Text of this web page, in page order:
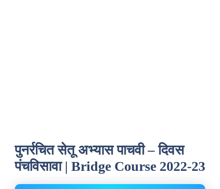
पुनर्रचित सेतू अभ्यास पाचवी – दिवस
पंचविसावा | Bridge Course 2022-23